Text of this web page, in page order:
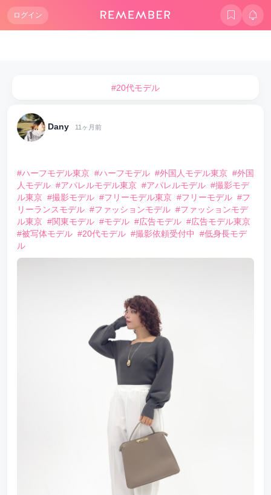
ログイン
#20代モデル
Dany 11ヶ月前
#ハーフモデル東京 #ハーフモデル #外国人モデル東京 #外国
人モデル #アパレルモデル東京 #アパレルモデル #撮影モデ
ル東京 #撮影モデル #フリーモデル東京 #フリーモデル #フ
リーランスモデル #ファッションモデル #ファッションモデ
ル東京 #関東モデル #モデル #広告モデル #広告モデル東京
#被写体モデル #20代モデル #撮影依頼受付中
#低身長モデ
ル